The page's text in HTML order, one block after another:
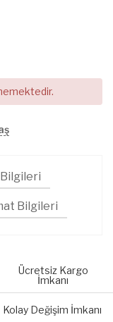
Bilgileri
Ücretsiz Kargo
İmkanı
Kolay Değişim İmkanı